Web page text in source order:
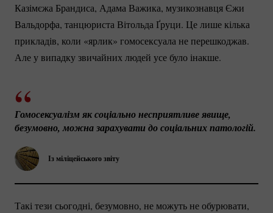
Казімєжа Брандиса, Адама Важика, музикознавця Єжи
Вальдорфа, танцюриста Вітольда Ґруци. Це лише кілька
прикладів, коли «ярлик» гомосексуала не перешкоджав.
Але у випадку звичайних людей усе було інакше.
Із міліцейського звіту
Гомосексуалізм як соціально несприятливе явище,
безумовно, можна зарахувати до соціальних патологій.
Такі тези сьогодні, безумовно, не можуть не обурювати,